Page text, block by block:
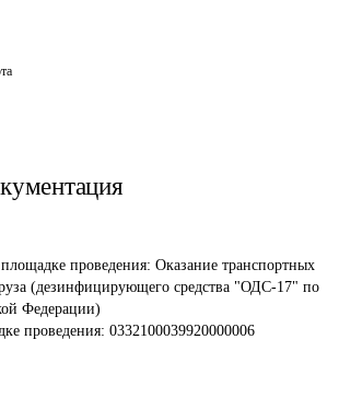
проведения: Оказание транспортных
(дезинфицирующего средства "ОДС-17" по
Федерации)
проведения: 0332100039920000006